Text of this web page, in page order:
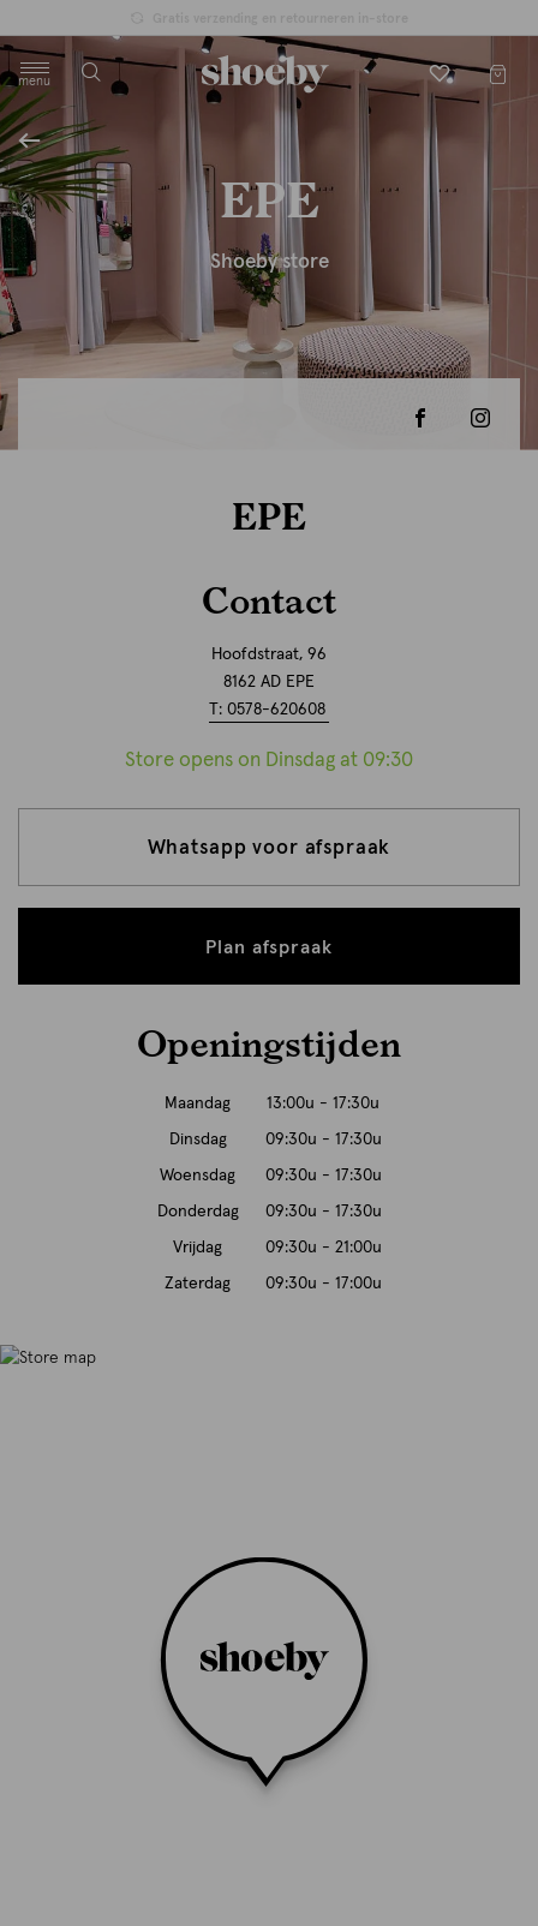
menu
label.header.toggle
EPE
Shoeby store
EPE
Contact
Hoofdstraat, 96
8162 AD EPE
T: 0578-620608
Store opens on Dinsdag at 09:30
Whatsapp voor afspraak
Plan afspraak
Openingstijden
Maandag 13:00u - 17:30u
Dinsdag 09:30u - 17:30u
Woensdag 09:30u - 17:30u
Donderdag 09:30u - 17:30u
Vrijdag 09:30u - 21:00u
Zaterdag 09:30u - 17:00u